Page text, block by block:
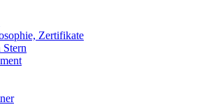
Zertifikate
Stern